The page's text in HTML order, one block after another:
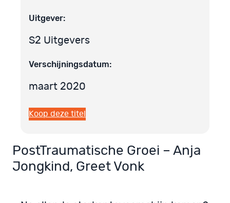
Uitgever:
S2 Uitgevers
Verschijningsdatum:
maart 2020
Koop deze titel
PostTraumatische Groei – Anja
Jongkind, Greet Vonk